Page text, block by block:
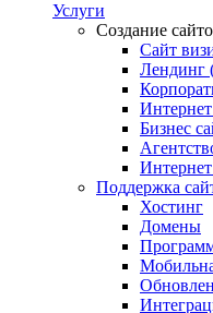
Услуги
Создание
Сайт
Лендинг
Бизнес
Интернет
Поддержка
Хостинг
Домены